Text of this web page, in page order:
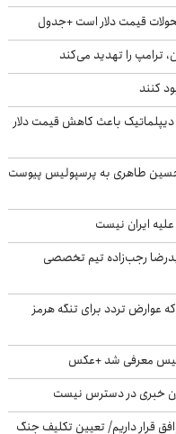
قیمت دلار است +جدول
ترامپ را تهدید می‌کند
کنند
یکشنبه ۱۸ مرداد؛ اخبار دیپلماتیک باعث کاهش قیمت دلار
طاهری به پرسپولیس پیوست
ایران نیست
رجب‌زاده تیم تخصصی
عوارض تردد برای تنگه هرمز
معرفی شد +عکس
خبری در دسترس نیست
قرار داریم/ تعیین تکلیف جنگ